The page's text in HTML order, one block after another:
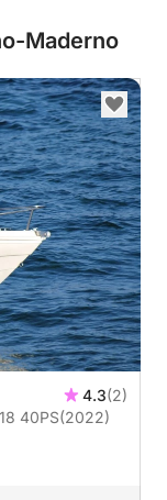
Maderno
4.3(2)
Boot ohne Führerschein Mingolla Brava 18 40PS(2022)